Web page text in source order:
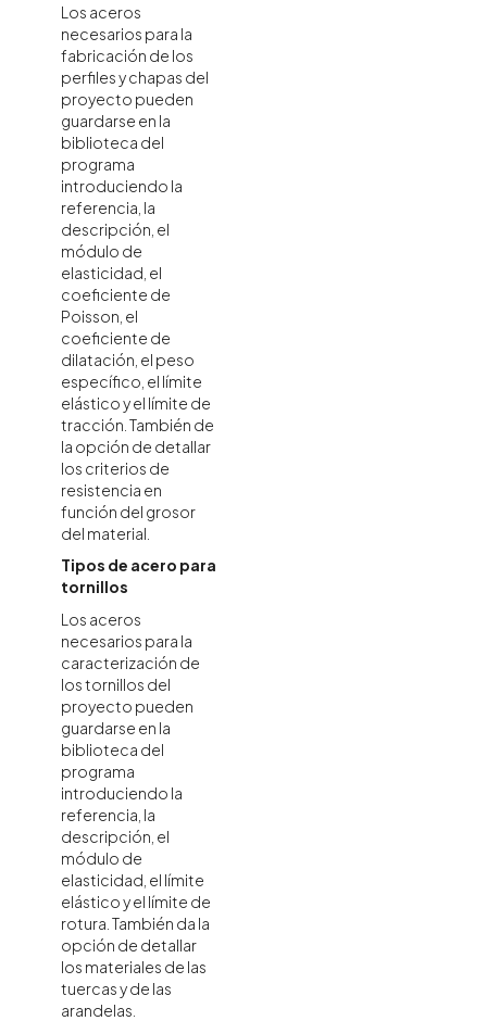
Los aceros
necesarios para la
fabricación de los
perfiles y chapas del
proyecto pueden
guardarse en la
biblioteca del
programa
introduciendo la
referencia, la
descripción, el
módulo de
elasticidad, el
coeficiente de
Poisson, el
coeficiente de
dilatación, el peso
específico, el límite
elástico y el límite de
tracción. También de
la opción de detallar
los criterios de
resistencia en
función del grosor
del material.
Tipos de acero para
tornillos
Los aceros
necesarios para la
caracterización de
los tornillos del
proyecto pueden
guardarse en la
biblioteca del
programa
introduciendo la
referencia, la
descripción, el
módulo de
elasticidad, el límite
elástico y el límite de
rotura. También da la
opción de detallar
los materiales de las
tuercas y de las
arandelas.